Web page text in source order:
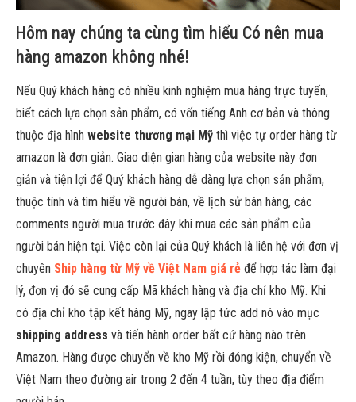
Hôm nay chúng ta cùng tìm hiểu Có nên mua
hàng amazon không nhé!
Nếu Quý khách hàng có nhiều kinh nghiệm mua hàng trực tuyến,
biết cách lựa chọn sản phẩm, có vốn tiếng Anh cơ bản và thông
thuộc địa hình website thương mại Mỹ thì việc tự order hàng từ
amazon là đơn giản. Giao diện gian hàng của website này đơn
giản và tiện lợi để Quý khách hàng dễ dàng lựa chọn sản phẩm,
thuộc tính và tìm hiểu về người bán, về lịch sử bán hàng, các
comments người mua trước đây khi mua các sản phẩm của
người bán hiện tại. Việc còn lại của Quý khách là liên hệ với đơn vị
chuyên Ship hàng từ Mỹ về Việt Nam giá rẻ để hợp tác làm đại
lý, đơn vị đó sẽ cung cấp Mã khách hàng và địa chỉ kho Mỹ. Khi
có địa chỉ kho tập kết hàng Mỹ, ngay lập tức add nó vào mục
shipping address và tiến hành order bất cứ hàng nào trên
Amazon. Hàng được chuyển về kho Mỹ rồi đóng kiện, chuyển về
Việt Nam theo đường air trong 2 đến 4 tuần, tùy theo địa điểm